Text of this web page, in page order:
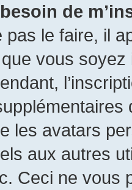
de
le faire, il
que vous
les avatars
aux autres
Ceci ne vous